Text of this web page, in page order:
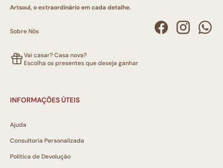
Artsoul, o extraordinário em cada detalhe.
Sobre Nós
Vai casar? Casa nova?
Escolha os presentes que deseja ganhar
INFORMAÇÕES ÚTEIS
Ajuda
Consultoria Personalizada
Política de Devolução